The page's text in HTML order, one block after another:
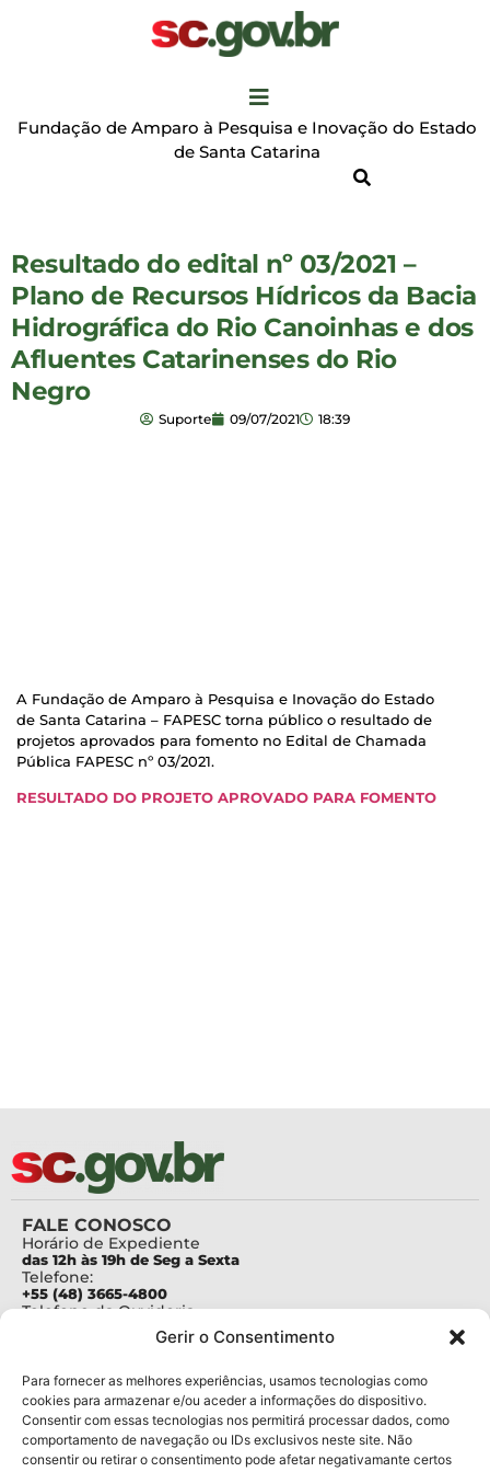
Gerir o Consentimento
Para fornecer as melhores experiências, usamos tecnologias como
cookies para armazenar e/ou aceder a informações do dispositivo.
Consentir com essas tecnologias nos permitirá processar dados, como
comportamento de navegação ou IDs exclusivos neste site. Não
consentir ou retirar o consentimento pode afetar negativamante certos
Fundação de Amparo à Pesquisa e Inovação do Estado
de Santa Catarina
Resultado do edital nº 03/2021 –
Plano de Recursos Hídricos da Bacia
Hidrográfica do Rio Canoinhas e dos
Afluentes Catarinenses do Rio
Negro
Suporte 09/07/2021 18:39
A Fundação de Amparo à Pesquisa e Inovação do Estado
de Santa Catarina – FAPESC torna público o resultado de
projetos aprovados para fomento no Edital de Chamada
Pública FAPESC nº 03/2021.
RESULTADO DO PROJETO APROVADO PARA FOMENTO
FALE CONOSCO
Horário de Expediente
das 12h às 19h de Seg a Sexta
Telefone:
+55 (48) 3665-4800
Telefone da Ouvidoria
Para assuntos relacionados à Pesquisa
pesquisa@fapesc.sc.gov.br
Para assuntos relacionados à Inovação
inovacao@fapesc.sc.gov.br
Para assuntos relacionados à Bolsas
bolsas@fapesc.sc.gov.br